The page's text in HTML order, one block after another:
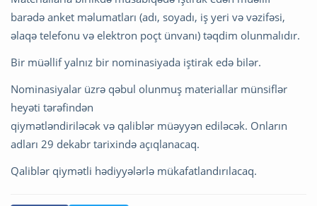
barədə anket məlumatları (adı, soyadı, iş yeri və vəzifəsi,
əlaqə telefonu və elektron poçt ünvanı) təqdim olunmalıdır.
Bir müəllif yalnız bir nominasiyada iştirak edə bilər.
Nominasiyalar üzrə qəbul olunmuş materiallar münsiflər
heyəti tərəfindən
qiymətləndiriləcək və qaliblər müəyyən ediləcək. Onların
adları 29 dekabr tarixində açıqlanacaq.
Qaliblər qiymətli hədiyyələrlə mükafatlandırılacaq.